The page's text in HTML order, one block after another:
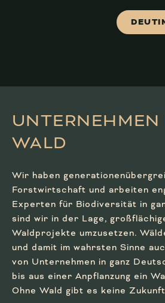
WALD
Wir haben
Forstwirtschaft und arbeiten
Experten für Biodiversität in
sind wir in der Lage,
Waldprojekte umzusetzen.
und damit im wahrsten Sinne
von Unternehmen in ganz
bis aus einer Anpflanzung ein
Ohne Wald gibt es keine